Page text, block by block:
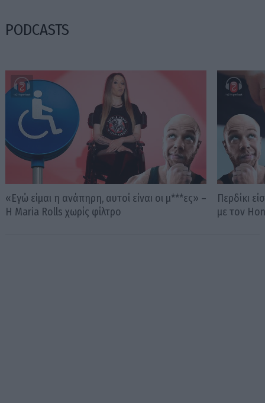
PODCASTS
«Εγώ είμαι η ανάπηρη, αυτοί είναι οι μ***ες» –
Η Maria Rolls χωρίς φίλτρο
Περδίκι
με τον